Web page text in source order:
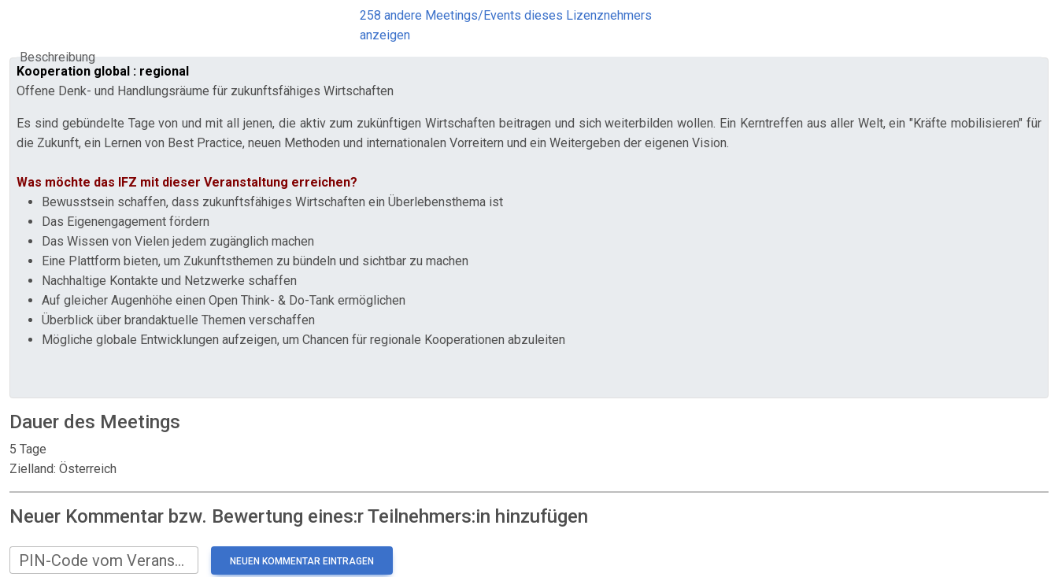
258 andere Meetings/Events dieses Lizenznehmers
anzeigen
Beschreibung
Kooperation global : regional
Offene Denk-­ und Handlungsräume für zukunftsfähiges Wirtschaften
Es sind gebündelte Tage von und mit all jenen, die aktiv zum zukünftigen Wirtschaften beitragen und sich weiterbilden wollen. Ein Kerntreffen aus aller Welt, ein "Kräfte mobilisieren" für
die Zukunft, ein Lernen von Best Practice, neuen Methoden und internationalen Vorreitern und ein Weitergeben der eigenen Vision.
Was möchte das IFZ mit dieser Veranstaltung erreichen?
Bewusstsein schaffen, dass zukunftsfähiges Wirtschaften ein Überlebensthema ist
Das Eigenengagement fördern
Das Wissen von Vielen jedem zugänglich machen
Eine Plattform bieten, um Zukunftsthemen zu bündeln und sichtbar zu machen
Nachhaltige Kontakte und Netzwerke schaffen
Auf gleicher Augenhöhe einen Open Think- & Do-Tank ermöglichen
Überblick über brandaktuelle Themen verschaffen
Mögliche globale Entwicklungen aufzeigen, um Chancen für regionale Kooperationen abzuleiten
Dauer des Meetings
5 Tage
Zielland: Österreich
Neuer Kommentar bzw. Bewertung eines:r Teilnehmers:in hinzufügen
PIN-Code vom Veranstalter